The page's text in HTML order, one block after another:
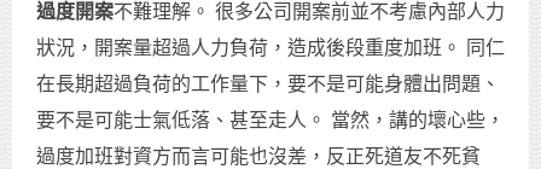
過度開案不難理解。 很多公司開案前並不考慮內部人力
狀況，開案量超過人力負荷，造成後段重度加班。 同仁
在長期超過負荷的工作量下，要不是可能身體出問題、
要不是可能士氣低落、甚至走人。 當然，講的壞心些，
過度加班對資方而言可能也沒差，反正死道友不死貧